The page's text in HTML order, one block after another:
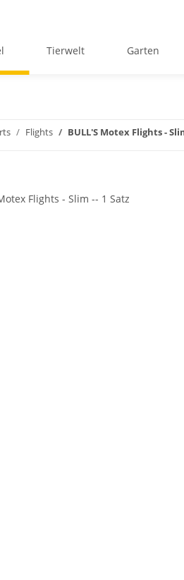
Tierwelt Garten
Flights BULL'S Motex Flights -